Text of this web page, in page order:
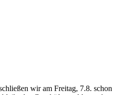
wir am Freitag, 7.8. schon